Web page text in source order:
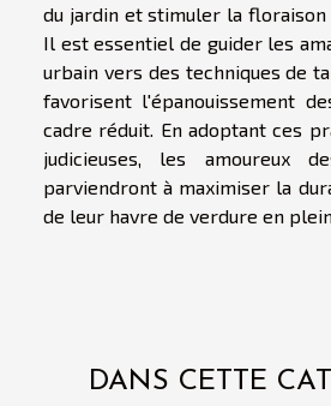
du jardin et stimuler la
Il est essentiel de guider les
urbain vers des techniques de
favorisent l'épanouissement
cadre réduit. En adoptant ces
judicieuses, les amoureux
parviendront à maximiser la
de leur havre de verdure en
DANS CETTE